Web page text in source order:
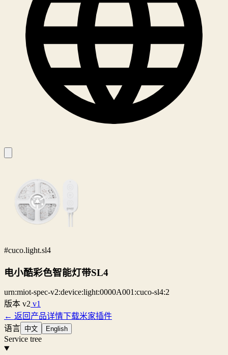
#cuco.light.sl4
电小酷彩色智能灯带SL4
urn:miot-spec-v2:device:light:0000A001:cuco-sl4:2
版本 v2 v1
← 返回产品详情下载米家插件
语言 中文 English
Service tree